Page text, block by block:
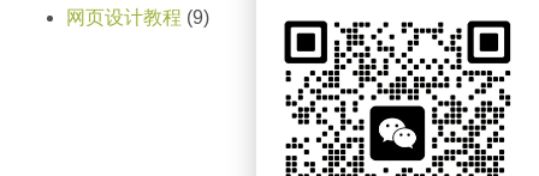
网页设计教程 (9)